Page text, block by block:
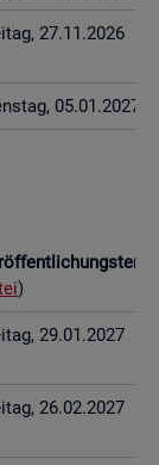
27.11.2026
05.01.2027
)
29.01.2027
26.02.2027